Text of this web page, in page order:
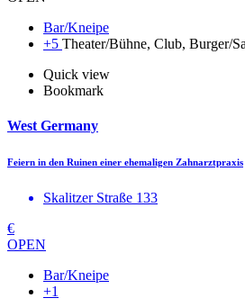
Bar/Kneipe
+5 Theater/Bühne, Club, Burger/
Quick view
Bookmark
West Germany
Feiern in den Ruinen einer ehemaligen Zahnarztpraxis
Skalitzer Straße 133
€
OPEN
Bar/Kneipe
+1